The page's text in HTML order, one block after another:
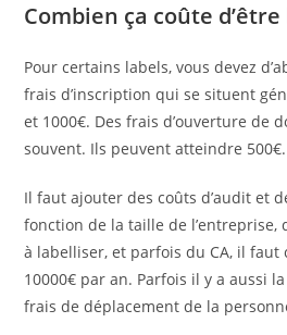
Combien ça coûte
Pour certains labels, vous devez
frais d’inscription qui se situent
et 1000€. Des frais d’ouverture de
souvent. Ils peuvent atteindre 500€.
Il faut ajouter des coûts d’audit et
fonction de la taille de
à labelliser, et parfois du CA, il faut
10000€ par an. Parfois il y a aussi
frais de déplacement de la